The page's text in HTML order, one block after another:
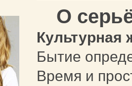
О
Бытие
Время и